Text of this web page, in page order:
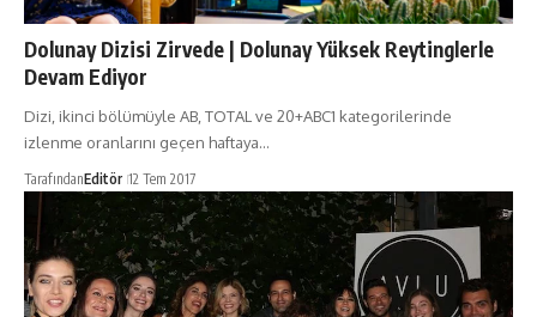
Dolunay Dizisi Zirvede | Dolunay Yüksek Reytinglerle
Devam Ediyor
Dizi, ikinci bölümüyle AB, TOTAL ve 20+ABC1 kategorilerinde
izlenme oranlarını geçen haftaya…
TarafındanEditör 12 Tem 2017